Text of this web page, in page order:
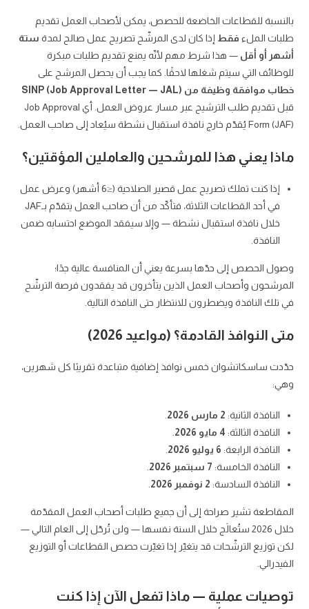
بالنسبة للقطاعات الخاضعة للحصص، يمكن لأصحاب العمل تقديم
طلبات الملء فقط إذا كان لدى المرشّح تصريح عمل صالح لمدة ستة
أشهر أو أقل — هذا شرط مهم لأنّه يمنع تقديم طلبات مبكرة
للوظائف التي سيتم شغلها لاحقًا. كما يجب أن يحصل المرشح على
خطاب موافقة وظيفة من SINP (Job Approval Letter — JAL)
قبل تقديم طلب الترشيح عبر مسار عروض العمل. أي Job Approval
Form (JAF) يُقدّم خارج نافذة استقبال نشطة سيُعاد إلى صاحب العمل.
ماذا يعني هذا للمرشحين والعاملين المؤقتين؟
إذا كنت تملك تصريح عمل قصير الصلاحية (≤6 أشهر) وعرض عمل
في أحد القطاعات الثلاثة، فتأكّد من أن صاحب العمل يتقدّم بـJAF
خلال نافذة استقبال نشطة — وإلا سيفقد الموضع احتسابه ضمن
النافذة.
وصول الحصص إلى حدّها بسرعة يعني أن المنافسة عالية جدًا؛
المرشحون وأصحاب العمل الذين يتأخرون قد يفقدون فرصة الترشّح
في تلك النافذة ويضطرون للانتظار حتى النافذة التالية.
متى النوافذ القادمة؟ (مواعيد 2026)
حدّدت ساسكاتشوان خمس نوافذ إضافية متباعدة تقريبًا كل شهرين،
وهي:
النافذة الثانية: 2 مارس 2026
النافذة الثالثة: 4 مايو 2026
النافذة الرابعة: 6 يوليو 2026
النافذة الخامسة: 7 سبتمبر 2026
النافذة السادسة: 2 نوفمبر 2026
المقاطعة تشير صراحة إلى أن جميع طلبات أصحاب العمل المقدّمة
خلال 2026 ستُعالَج خلال السنة نفسها — ولن تُرحّل إلى العام التالي —
لكن توزيع الترشّحات قد يتغيّر إذا تغيّرت حصص القطاعات أو التوزيع
الفيدرالي.
توصيات عملية — ماذا تفعل الآن إذا كنت